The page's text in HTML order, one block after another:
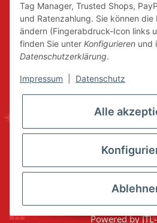
* Alle Preise inkl. gesetzlicher
© www.volkskunstshop-
Powered by
Tag Manager, Trusted Shops,
und Ratenzahlung. Sie können
ändern (Fingerabdruck-Icon links
finden Sie unter Konfigurieren und
Datenschutzerklärung.
Impressum Datenschutz
Alle